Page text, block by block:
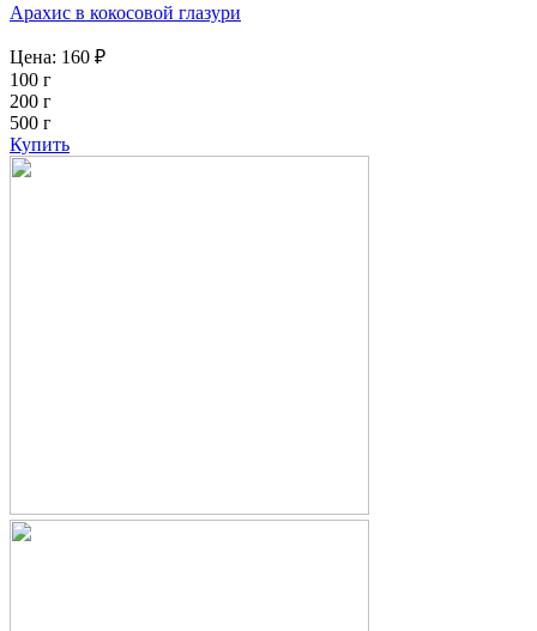
Арахис в кокосовой глазури
Цена: 160 ₽
100 г
200 г
500 г
Купить